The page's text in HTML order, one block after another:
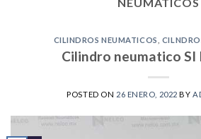
CILINDROS NEUMATICOS
Cilindro neumatico SI
POSTED ON 26 ENERO, 2022 BY